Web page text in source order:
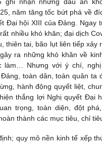
năm tăng tốc bứt phá về
Đại hội XIII của Đảng. Ngay
nhiều khó khăn; đại dịch
thiên tai, bão lụt liên tiếp xảy
ra những khó khăn về
làm… Nhưng với ý chí,
toàn dân, toàn quân ta
hành động quyết liệt,
thắng lợi Nghị quyết Đại
trọng, toàn diện, đột
thành các mục tiêu, chỉ
quy mô nền kinh tế xếp